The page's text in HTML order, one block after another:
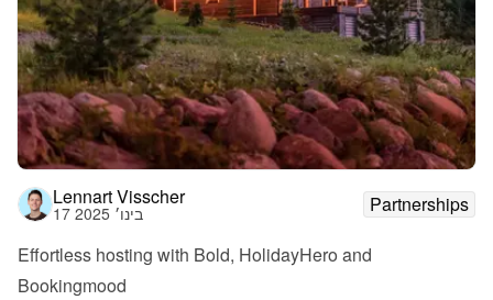
Lennart Visscher
17 בינו׳ 2025
Partnerships
Effortless hosting with Bold, HolidayHero and
Bookingmood